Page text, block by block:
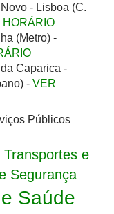
- Lisboa (C.
HORÁRIO
(Metro) -
Caparica -
- VER
Públicos
Transportes e
Segurança
Saúde